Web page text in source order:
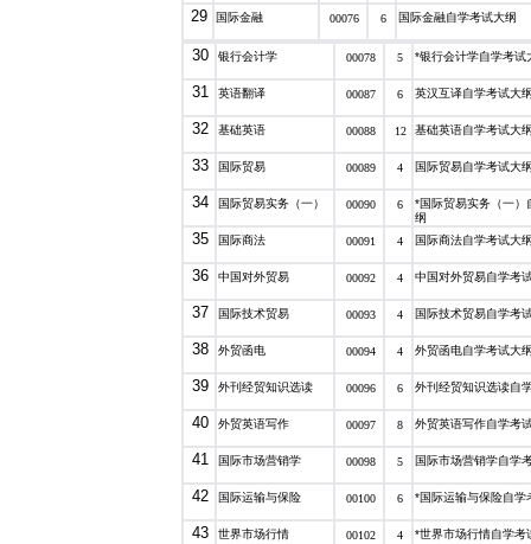
29 国际金融 00076 6 国际金融自学考试大纲
30 银行会计学 00078 5 *银行会计学自学考试
31 英语翻译 00087 6 英汉互译自学考试大
32 基础英语 00088 12 基础英语自学考试大
33 国际贸易 00089 4 国际贸易自学考试大
34 国际贸易实务（一） 00090 6
*国际贸易实务（一）
纲
35 国际商法 00091 4 国际商法自学考试大
36 中国对外贸易 00092 4 中国对外贸易自学考
37 国际技术贸易 00093 4 国际技术贸易自学考
38 外贸函电 00094 4 外贸函电自学考试大
39 外刊经贸知识选读 00096 6 外刊经贸知识选读自
40 外贸英语写作 00097 8 外贸英语写作自学考
41 国际市场营销学 00098 5 国际市场营销学自学
42 国际运输与保险 00100 6 *国际运输与保险自学
43 世界市场行情 00102 4 *世界市场行情自学考